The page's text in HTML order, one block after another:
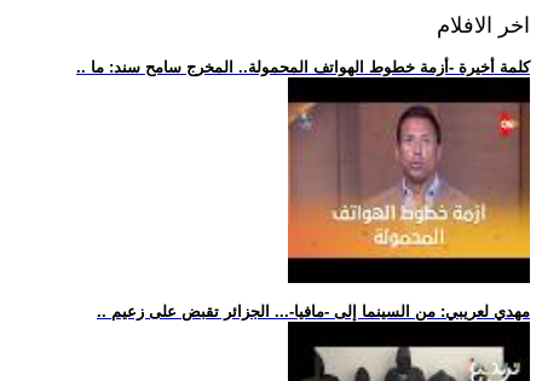
اخر الافلام
.. كلمة أخيرة -أزمة خطوط الهواتف المحمولة.. المخرج سامح سند: ما
.. مهدي لعريبي: من السينما إلى -مافيا-... الجزائر تقبض على زعيم